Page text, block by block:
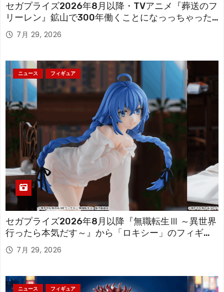
セガプライズ2026年8月以降・TVアニメ『葬送のフ
リーレン』鉱山で300年働くことになっっちゃった
「フリーレン」を立体化！
7月 29, 2026
ニュース フィギュア
セガプライズ2026年8月以降『無職転生Ⅲ ～異世界
行ったら本気だす～』から「ロキシー」のフィギュ
アが登場！
7月 29, 2026
ニュース フィギュア